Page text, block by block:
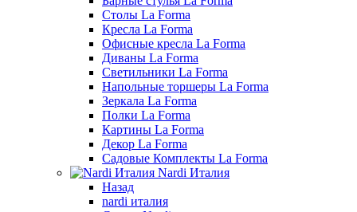
Столы La Forma
Кресла La Forma
Офисные кресла La Forma
Диваны La Forma
Светильники La Forma
Напольные торшеры La Forma
Зеркала La Forma
Полки La Forma
Картины La Forma
Декор La Forma
Садовые Комплекты La Forma
Nardi Италия
Назад
nardi италия